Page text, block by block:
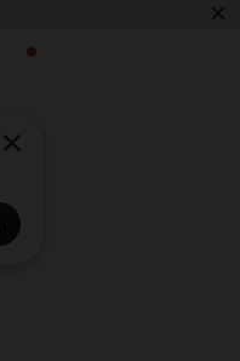
×